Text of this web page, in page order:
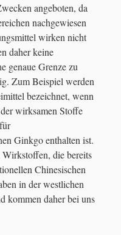
angeboten, da
nachgewiesen
wirken nicht
daher keine
genaue Grenze zu
Zum Beispiel werden
bezeichnet, wenn
wirksamen Stoffe
Ginkgo enthalten ist.
die bereits
Chinesischen
in der westlichen
kommen daher bei uns